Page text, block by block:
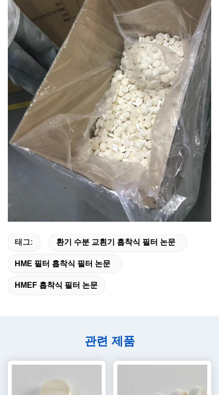
태그: 환기 수분 교횐기 흡착식 필터 논문
HME 필터 흡착식 필터 논문
HMEF 흡착식 필터 논문
관련 제품